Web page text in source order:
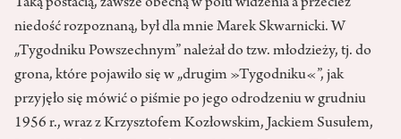
Taką postacią, zawsze obecną w polu widzenia a przecież
niedość rozpoznaną, był dla mnie Marek Skwarnicki. W
„Tygodniku Powszechnym” należał do tzw. młodzieży, tj. do
grona, które pojawiło się w „drugim »Tygodniku«”, jak
przyjęło się mówić o piśmie po jego odrodzeniu w grudniu
1956 r., wraz z Krzysztofem Kozłowskim, Jackiem Susułem,